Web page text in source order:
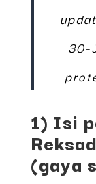
30-
1) Isi
(gaya